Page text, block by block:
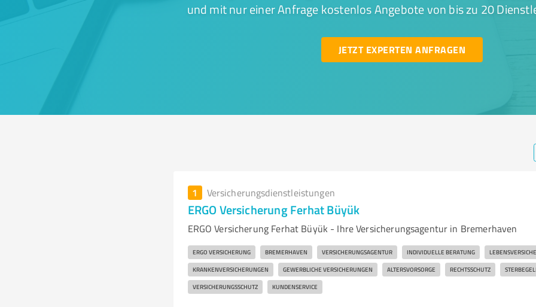
und mit nur einer Anfrage kostenlos Angebote von bis zu 20
JETZT EXPERTEN ANFRAGEN
1 Versicherungsdienstleistungen
ERGO Versicherung Ferhat Büyük
ERGO Versicherung Ferhat Büyük - Ihre Versicherungsagentur in Bremerhaven
ERGO VERSICHERUNG BREMERHAVEN VERSICHERUNGSAGENTUR INDIVIDUELLE BERATUNG
KRANKENVERSICHERUNGEN GEWERBLICHE VERSICHERUNGEN ALTERSVORSORGE RECHTSSCHUTZ
VERSICHERUNGSSCHUTZ KUNDENSERVICE